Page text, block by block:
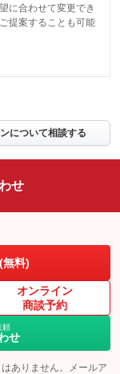
に合わせて変更でき
提案することも可能
について相談する
せ
無料)
オンライン
商談予約
頼
せ
ありません。メールア